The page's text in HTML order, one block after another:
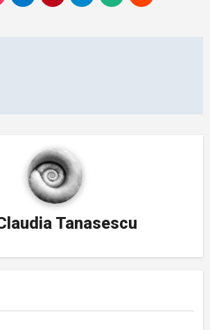
Tanasescu